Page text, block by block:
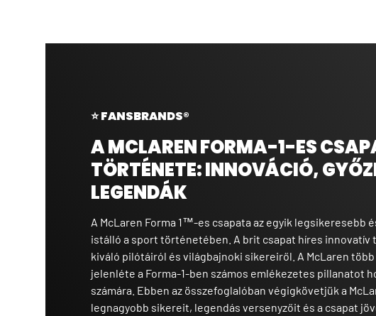
⭐ FANSBRANDS®
A MCLAREN FORMA-1-ES
TÖRTÉNETE: INNOVÁCIÓ,
LEGENDÁK
A McLaren Forma 1™-es csapata az egyik legsikeresebb
istálló a sport történetében. A brit csapat híres innovatív
kiváló pilótáiról és világbajnoki sikereiről. A McLaren
jelenléte a Forma-1-ben számos emlékezetes pillanatot
számára. Ebben az összefoglalóban végigkövetjük a
legnagyobb sikereit, legendás versenyzőit és a csapat